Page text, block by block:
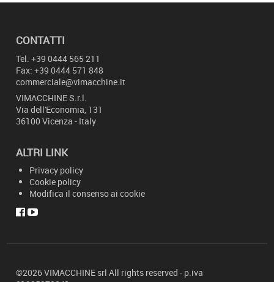
CONTATTI
Tel. +39 0444 565 211
Fax: +39 0444 571 848
commerciale@vimacchine.it
VIMACCHINES.r.l.
Via dell'Economia, 131
36100 Vicenza - Italy
ALTRI LINK
Privacy policy
Cookie policy
Modifica il consenso ai cookie
©2026 VIMACCHINE srl All rights reserved - p. iva